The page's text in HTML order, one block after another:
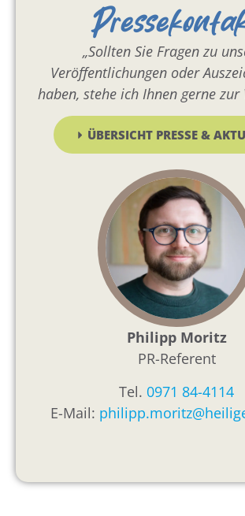
„Sollten Sie Fragen zu
Veröffentlichungen oder
haben, stehe ich Ihnen gerne zur
ÜBERSICHT PRESSE &
Philipp Moritz
PR-Referent
Tel. 0971 84-4114
E-Mail: